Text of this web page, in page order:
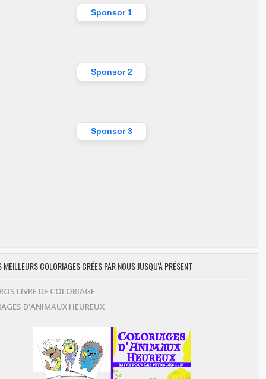
Sponsor 1
Sponsor 2
Sponsor 3
MEILLEURS COLORIAGES CRÉES PAR NOUS JUSQU'À PRÉSENT
LIVRE DE COLORIAGE
D'ANIMAUX HEUREUX